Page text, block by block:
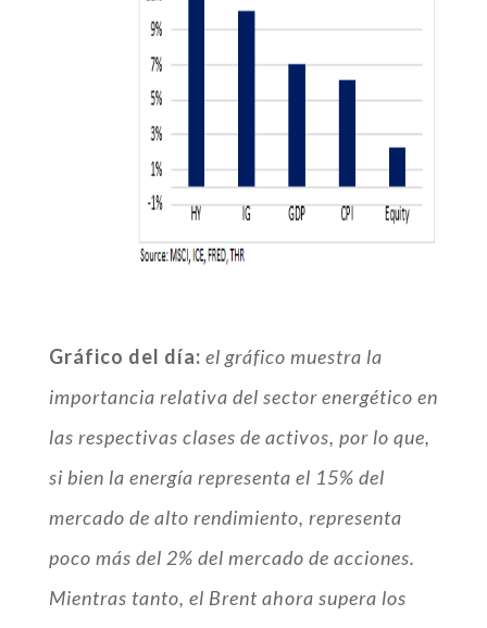
Gráfico del día: el gráfico muestra la
importancia relativa del sector energético en
las respectivas clases de activos, por lo que,
si bien la energía representa el 15% del
mercado de alto rendimiento, representa
poco más del 2% del mercado de acciones.
Mientras tanto, el Brent ahora supera los